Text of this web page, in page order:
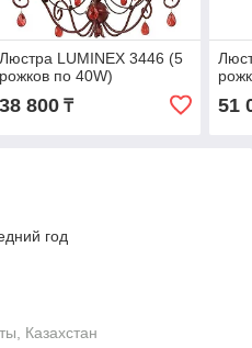
Люстра LUMINEX 3446 (5
рожков по 40W)
38 800₸ 51
год
Казахстан